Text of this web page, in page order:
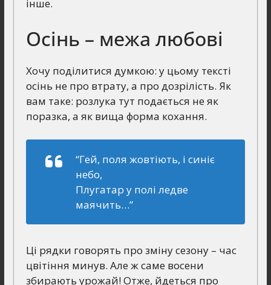
інше.
Осінь – межа любові
Хочу поділитися думкою: у цьому тексті
осінь не про втрату, а про дозрілість. Як
вам таке: розлука тут подається не як
поразка, а як вища форма кохання.
“Гей, поля жовтіють, і синіє
небо,
Плугатар у полі ледве
маячить…”
Ці рядки говорять про зміну сезону – час
цвітіння минув. Але ж саме восени
збирають урожай! Отже, йдеться про